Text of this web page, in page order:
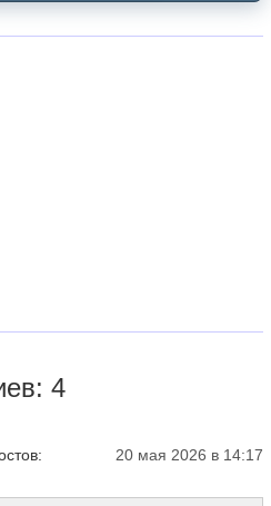
4
20 мая 2026 в 14:17